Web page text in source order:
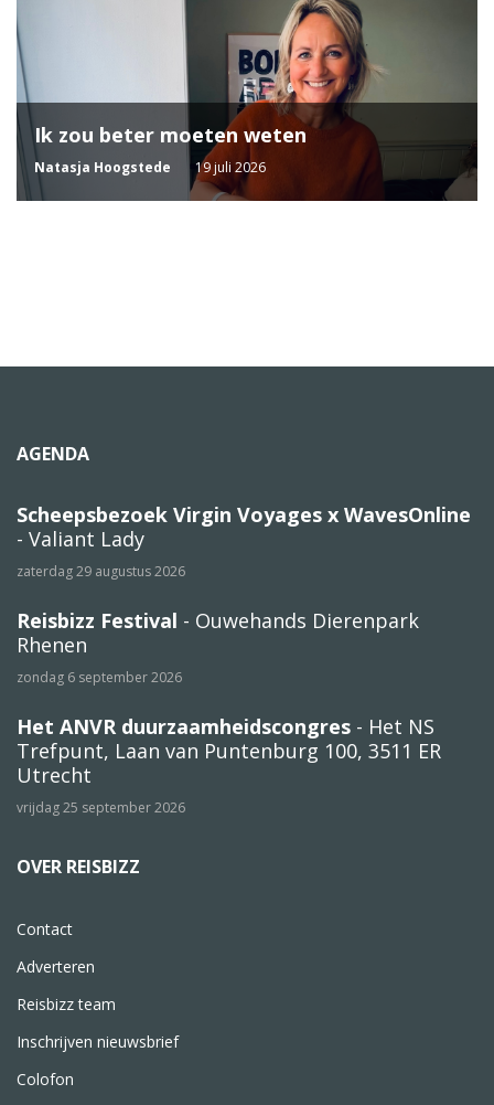
Ik zou beter moeten weten
Natasja Hoogstede 19 juli 2026
AGENDA
Scheepsbezoek Virgin Voyages x WavesOnline
- Valiant Lady
zaterdag 29 augustus 2026
Reisbizz Festival - Ouwehands Dierenpark
Rhenen
zondag 6 september 2026
Het ANVR duurzaamheidscongres - Het NS
Trefpunt, Laan van Puntenburg 100, 3511 ER
Utrecht
vrijdag 25 september 2026
OVER REISBIZZ
Contact
Adverteren
Reisbizz team
Inschrijven nieuwsbrief
Colofon